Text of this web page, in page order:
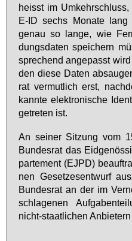
heisst im
E-ID sechs Mo­na­te lang
ge­nau so lan­ge, wie
dungs­da­ten spei­chern
spre­chend an­ge­passt
den die­se Da­ten
rat ver­mut­lich erst,
kann­te elek­tro­ni­sche
ge­tre­ten ist.
An sei­ner Sit­zung vom
Bun­des­rat das
par­te­ment (EJPD)
nen Ge­set­zes­ent­wurf
Bun­des­rat an der im
schla­ge­nen
nicht-staat­li­chen An­bie­tern